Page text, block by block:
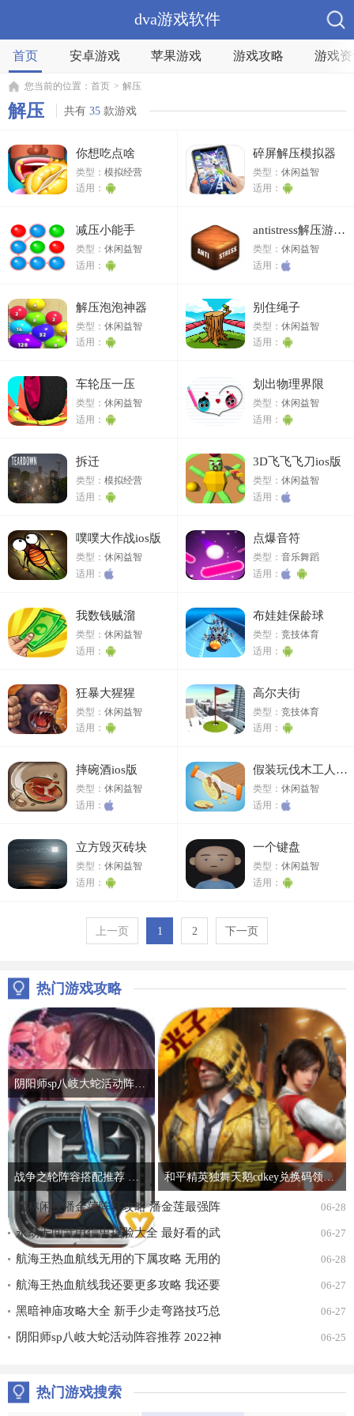
dva游戏软件
首页 安卓游戏 苹果游戏 游戏攻略 游戏
您当前的位置： 首页 > 解压
解压 共有 35 款游戏
你想吃点啥
类型： 模拟经营
适用：
碎屏解压模拟器
类型：休闲益智
适用：
减压小能手
类型： 休闲益智
适用：
antistress解压游戏苹果版苹果版
类型：休闲益智
适用：
解压泡泡神器
类型： 休闲益智
适用：
别住绳子
类型：休闲益智
适用：
车轮压一压
类型： 休闲益智
适用：
划出物理界限
类型：休闲益智
适用：
拆迁
类型： 模拟经营
适用：
3D飞飞飞刀ios版
类型：休闲益智
适用：
噗噗大作战ios版
类型： 休闲益智
适用：
点爆音符
类型：音乐舞蹈
适用：
我数钱贼溜
类型： 休闲益智
适用：
布娃娃保龄球
类型：竞技体育
适用：
狂暴大猩猩
类型： 休闲益智
适用：
高尔夫街
类型：竞技体育
适用：
摔碗酒ios版
类型： 休闲益智
适用：
假装玩伐木工人生活ios版
类型：休闲益智
适用：
立方毁灭砖块
类型： 休闲益智
适用：
一个键盘
类型：休闲益智
适用：
上一页 1 2 下一页
热门游戏攻略
阴阳师sp八岐大蛇活动阵容推荐 2022神堕八岐大蛇活动通关攻略
和平精英独舞天鹅cdkey兑换码领取免费2022 吃鸡独舞天鹅cdk兑换码最新汇总
武林闲侠潘金莲阵容攻略 潘金莲最强阵
容搭配推荐
06-28
永劫无间武田信忠捏脸大全 最好看的武
田信忠捏脸数据一览
06-27
航海王热血航线无用的下属攻略 无用的
下属探索通关打法详解
06-28
航海王热血航线我还要更多攻略 我还要
更多无尽探索通关打法详解
06-27
黑暗神庙攻略大全 新手少走弯路技巧总
汇
06-27
阴阳师sp八岐大蛇活动阵容推荐 2022神 06-25
热门游戏搜索